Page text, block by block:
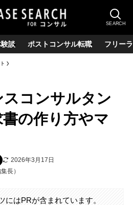
SEARCH
談 ポストコンサル転職 フリー
スコンサルタン
書の作り方やマ
2026年3月17日
長）
にはPRが含まれています。